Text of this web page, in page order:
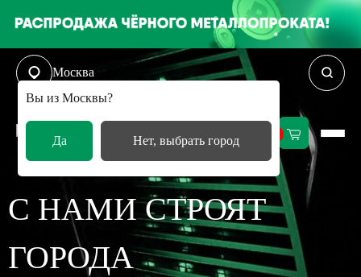
Москва
С НАМИ СТРОЯТ
ГОРОДА
Вы из Москвы?
Да Нет, выбрать город